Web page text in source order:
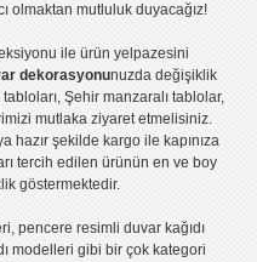
olmaktan mutluluk duyacağız!
ile ürün yelpazesini
dekorasyonunuzda değişiklik
, Şehir manzaralı tablolar,
mutlaka ziyaret etmelisiniz.
hazır şekilde kargo ile kapınıza
tercih edilen ürünün en ve boy
göstermektedir.
,pencere resimli duvar kağıdı
modelleri gibi bir çok kategori